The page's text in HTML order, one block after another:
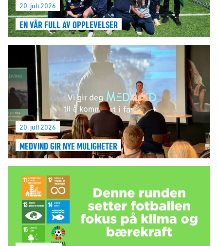
20. juli 2026
EN VÅR FULL AV OPPLEVELSER
20. juli 2026
MEDVIND GIR NYE MULIGHETER